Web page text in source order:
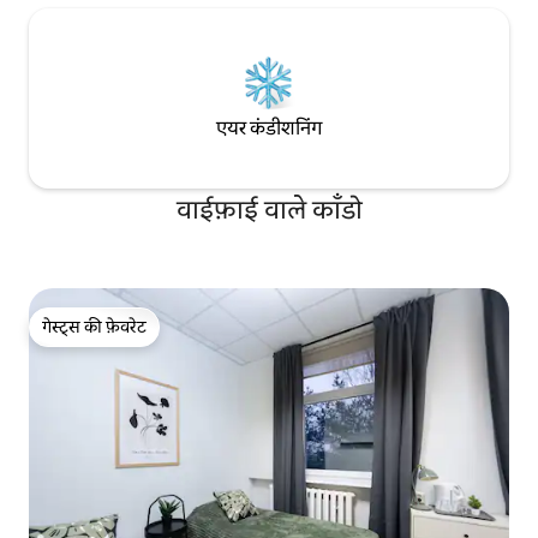
एयर कंडीशनिंग
वाईफ़ाई वाले काँडो
गेस्ट्स की फ़ेवरेट
गेस्ट्स की फ़ेवरेट